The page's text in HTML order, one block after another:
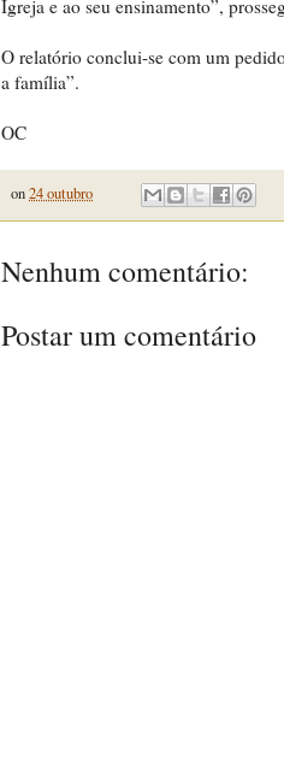
Igreja e ao seu ensinamento”,
O relatório conclui-se com um
a família”.
OC
on24 outubro
Nenhum comentário:
Postar um comentário